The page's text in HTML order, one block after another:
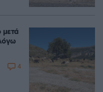
4